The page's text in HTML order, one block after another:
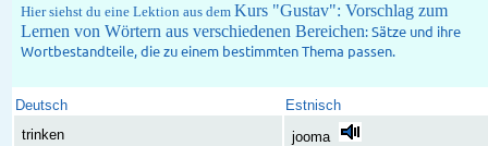
Hier siehst du eine Lektion aus dem Kurs "Gustav": Vorschlag zum
Lernen von Wörtern aus verschiedenen Bereichen: Sätze und ihre
Wortbestandteile, die zu einem bestimmten Thema passen.
Deutsch
Estnisch
trinken
jooma